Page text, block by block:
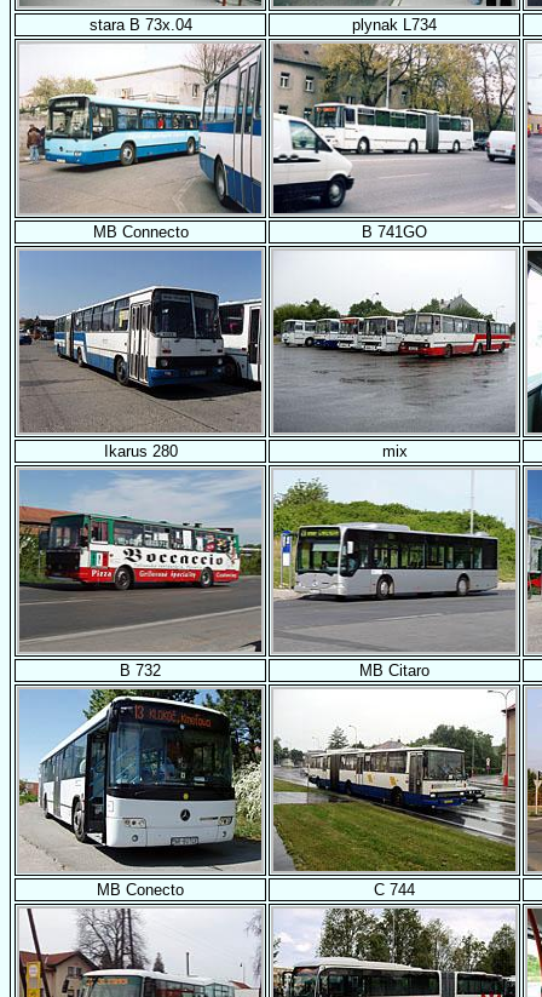
stara B 73x.04 plynak L734
MB Connecto B 741GO
Ikarus 280 mix
B 732 MB Citaro
MB Conecto C 744